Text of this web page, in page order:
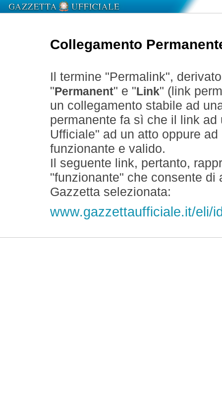
Collegamento
Il termine "Permalink",
" Permanent" e " Link" (link
un collegamento stabile ad
permanente fa sì che il link
Ufficiale" ad un atto oppure
funzionante e valido.
Il seguente link, pertanto,
"funzionante" che consente
Gazzetta selezionata:
www.gazzettaufficiale.it/eli/